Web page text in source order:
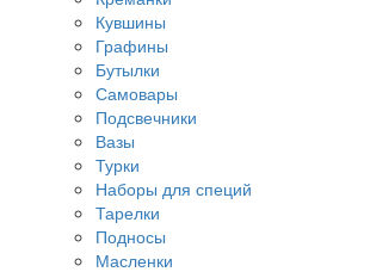
Кувшины
Графины
Бутылки
Самовары
Подсвечники
Вазы
Турки
Наборы для специй
Тарелки
Подносы
Масленки